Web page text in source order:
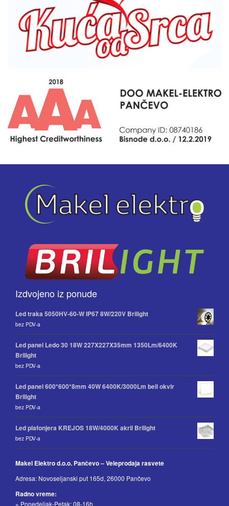
Izdvojeno iz ponude
Led traka 5050HV-60-W IP67 8W/220V Brilight
bez PDV-a
Led panel Ledo 30 18W 227X227X35mm 1350Lm/6400K
Brilight
bez PDV-a
Led panel 600*600*8mm 40W 6400K/3000Lm beli okvir
Brilight
bez PDV-a
Led plafonjera KREJOS 18W/4000K akril Brilight
bez PDV-a
Makel Elektro d.o.o. Pančevo – Veleprodaja rasvete
Adresa: Novoseljanski put 165d, 26000 Pančevo
Radno vreme:
» Ponedeljak-Petak: 08-16h